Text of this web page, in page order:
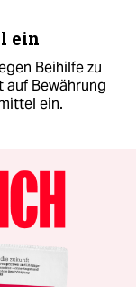
ein
Beihilfe zu
Bewährung
ein.